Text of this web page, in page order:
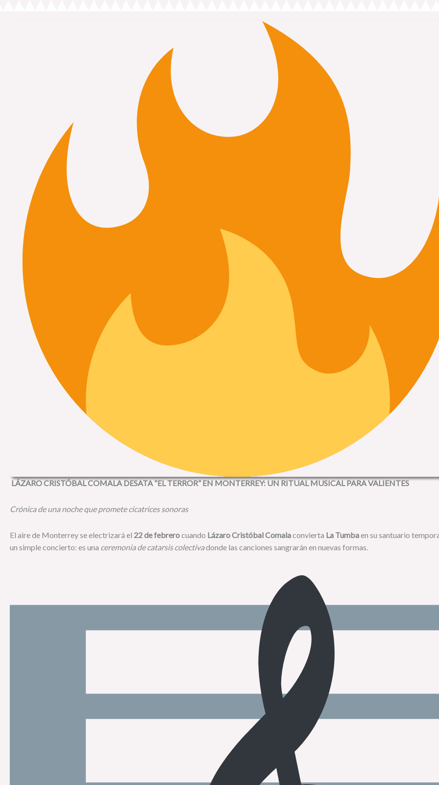
LÁZARO CRISTÓBAL COMALA DESATA “EL TERROR” EN MONTERREY: UN RITUAL MUSICAL PARA VALIENTES
Crónica de una noche que promete cicatrices sonoras
El aire de Monterrey se electrizará el 22 de febrerocuando Lázaro Cristóbal Comalaconvierta La Tumbaen su santuario
un simple concierto: es una ceremonia de catarsis colectivadonde las canciones sangrarán en nuevas formas.